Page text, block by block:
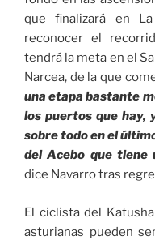
que finalizará en
reconocer el
tendrá la meta en el
Narcea, de la que
una etapa bastante
los puertos que hay,
sobre todo en el
del Acebo que tiene
dice Navarro tras
El ciclista del
asturianas pueden